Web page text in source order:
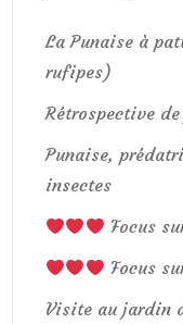
La Punaise à
rufipes)
Rétrospective
Punaise,
insectes
Focus
Focus
Visite au jardin